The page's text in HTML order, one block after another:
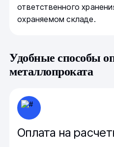
ответственного
охраняемом складе.
Удобные способы
металлопроката
Оплата на